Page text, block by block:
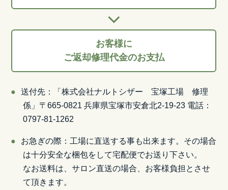
お客様に
ご返却修理代金のお支払
送付先：「株式会社ナルトシザー 宝塚工場 修理
係」〒665-0821 兵庫県宝塚市安倉北2-19-23 電話：
0797-81-1262
お急ぎの際：工場に直送する事も出来ます。その場合
は十分安全な梱包をして宅配便でお送り下さい。
なお送料は、サロン直送の場合、お客様負担とさせ
て頂きます。